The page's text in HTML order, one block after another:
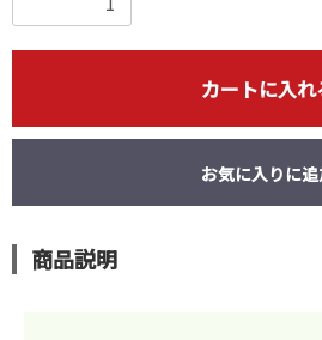
カートに入れ
お気に入りに
商品説明